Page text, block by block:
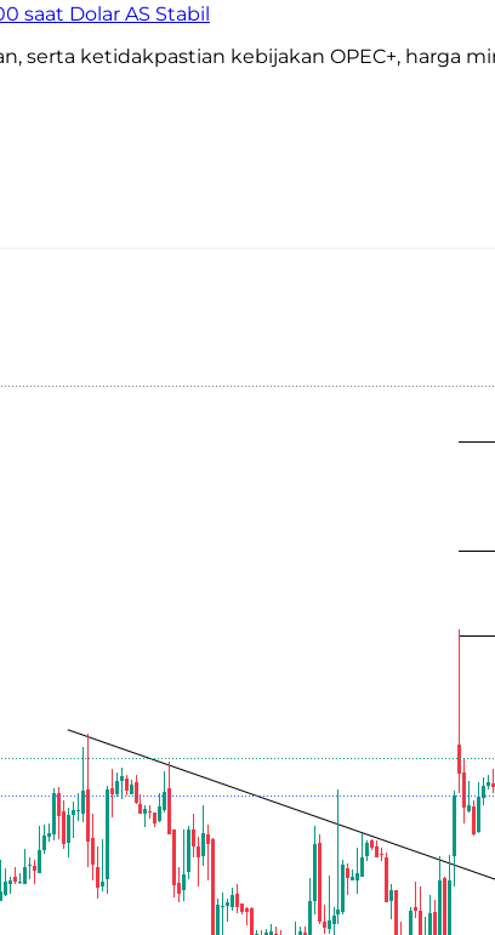
saat Dolar AS Stabil
serta ketidakpastian kebijakan OPEC+, harga